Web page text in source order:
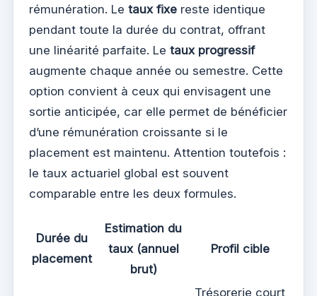
rémunération. Le taux fixe reste identique
pendant toute la durée du contrat, offrant
une linéarité parfaite. Le taux progressif
augmente chaque année ou semestre. Cette
option convient à ceux qui envisagent une
sortie anticipée, car elle permet de bénéficier
d’une rémunération croissante si le
placement est maintenu. Attention toutefois :
le taux actuariel global est souvent
comparable entre les deux formules.
Durée du
placement
Estimation du
taux (annuel
brut)
Profil cible
Trésorerie court